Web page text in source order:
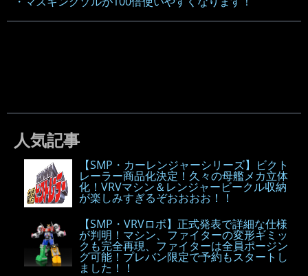
人気記事
【SMP・カーレンジャーシリーズ】ビクト
レーラー商品化決定！久々の母艦メカ立体
化！VRVマシン＆レンジャービークル収納
が楽しみすぎるぞおおおお！！
【SMP・VRVロボ】正式発表で詳細な仕様
が判明！マシン、ファイターの変形ギミッ
クも完全再現、ファイターは全員ポージン
グ可能！プレバン限定で予約もスタートし
ました！！